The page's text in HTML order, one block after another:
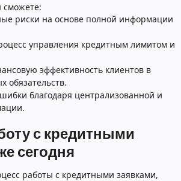
сможете:
риски на основе полной информации
управления кредитным лимитом и
эффективность клиентов в
обязательств.
благодаря централизованной и
с кредитными
сегодня
работы с кредитными заявками,